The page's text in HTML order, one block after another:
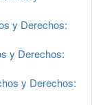
y Derechos:
y Derechos:
y Derechos: